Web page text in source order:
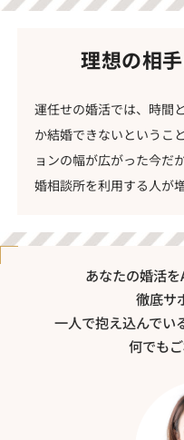
理想の相
運任せの婚活では、時間
か結婚できないというこ
ョンの幅が広がった今だ
婚相談所を利用する人が
あなたの婚活
徹底サ
一人で抱え込んでい
何でも